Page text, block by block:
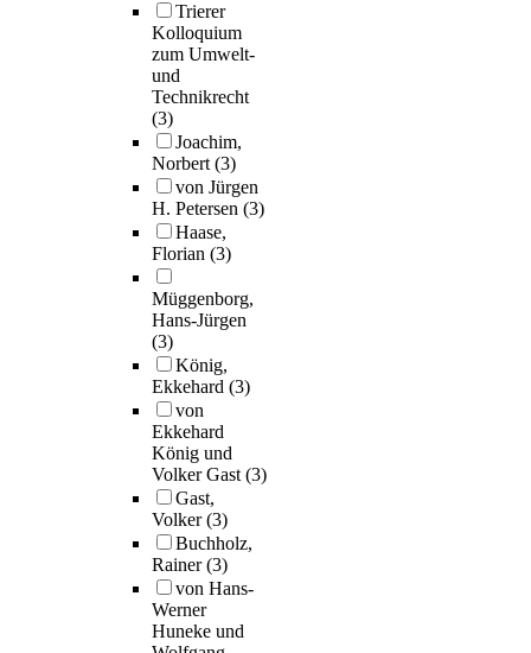
Trierer
Kolloquium
zum Umwelt-
und
Technikrecht
(3)
Joachim,
Norbert(3)
von Jürgen
H. Petersen (3)
Haase,
Florian (3)
Müggenborg,
Hans-Jürgen
(3)
König,
Ekkehard (3)
von
Ekkehard
König und
Volker Gast(3)
Gast,
Volker(3)
Buchholz,
Rainer(3)
von Hans-
Werner
Huneke und